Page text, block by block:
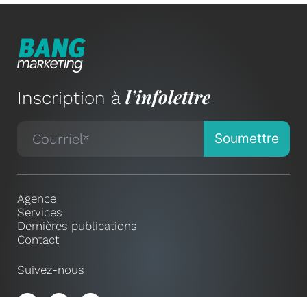
Inscription à l’infolettre
Agence
Services
Dernières publications
Contact
Suivez-nous